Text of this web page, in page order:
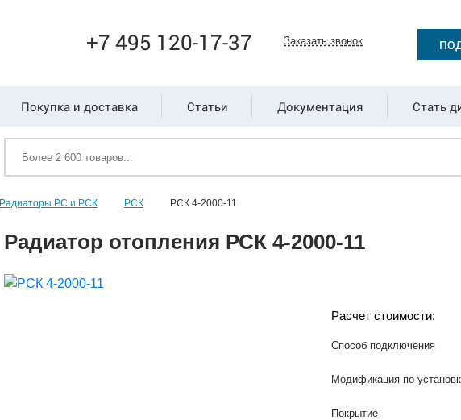
+7 495 120-17-37 Заказать звонок
Покупка и доставка Статьи Документация Стать
Радиаторы РС и РСК РСК РСК 4-2000-11
Радиатор отопления РСК 4-2000-11
Расчет стоимости:
Способ подключения
Модификация по
Покрытие